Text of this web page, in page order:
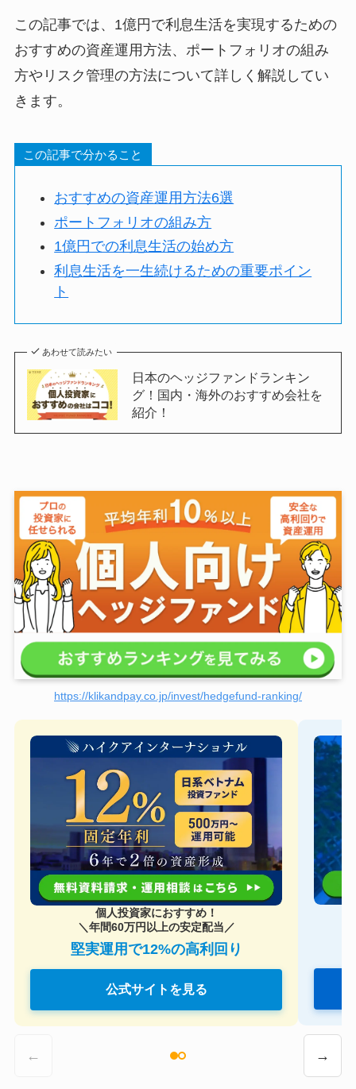
この記事では、1億円で利息生活を実現するための
おすすめの資産運用方法、ポートフォリオの組み
方やリスク管理の方法について詳しく解説してい
きます。
この記事で分かること
おすすめの資産運用方法6選
ポートフォリオの組み方
1億円での利息生活の始め方
利息生活を一生続けるための重要ポイン
ト
あわせて読みたい
日本のヘッジファンドランキン
グ！国内・海外のおすすめ会社を
紹介！
https://klikandpay.co.jp/invest/hedgefund-ranking/
個人投資家におすすめ！
＼年間60万円以上の安定配当／
堅実運用で12%の高利回り
公式サイトを見る
← →